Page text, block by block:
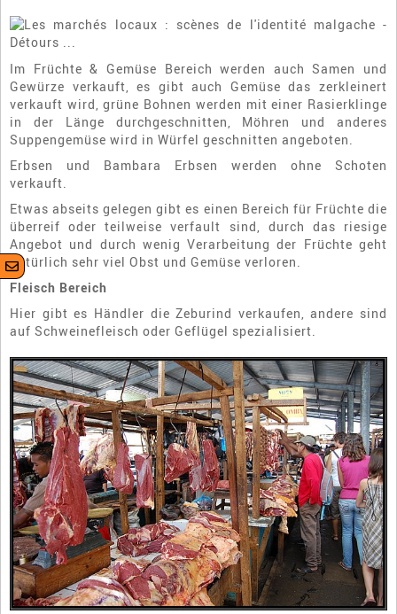
Im Früchte & Gemüse Bereich werden auch Samen und
Gewürze verkauft, es gibt auch Gemüse das zerkleinert
verkauft wird, grüne Bohnen werden mit einer Rasierklinge
in der Länge durchgeschnitten, Möhren und anderes
Suppengemüse wird in Würfel geschnitten angeboten.
Erbsen und Bambara Erbsen werden ohne Schoten
verkauft.
Etwas abseits gelegen gibt es einen Bereich für Früchte die
überreif oder teilweise verfault sind, durch das riesige
Angebot und durch wenig Verarbeitung der Früchte geht
natürlich sehr viel Obst und Gemüse verloren.
Fleisch Bereich
Hier gibt es Händler die Zeburind verkaufen, andere sind
auf Schweinefleisch oder Geflügel spezialisiert.